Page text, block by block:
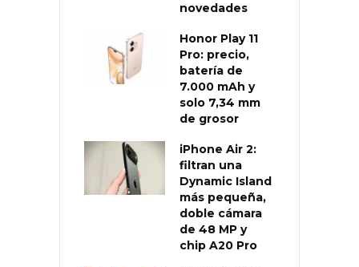
novedades
Honor Play 11
Pro: precio,
batería de
7.000 mAh y
solo 7,34 mm
de grosor
iPhone Air 2:
filtran una
Dynamic Island
más pequeña,
doble cámara
de 48 MP y
chip A20 Pro